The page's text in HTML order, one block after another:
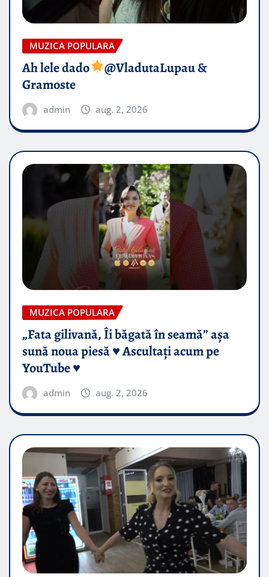
MUZICA POPULARA
Ah lele dado​
@VladutaLupau &
Gramoste
admin aug. 2, 2026
MUZICA POPULARA
„Fata gilivană, Îi băgată în seamă” așa
sună noua piesă ♥️ Ascultați acum pe
YouTube ♥️
admin aug. 2, 2026